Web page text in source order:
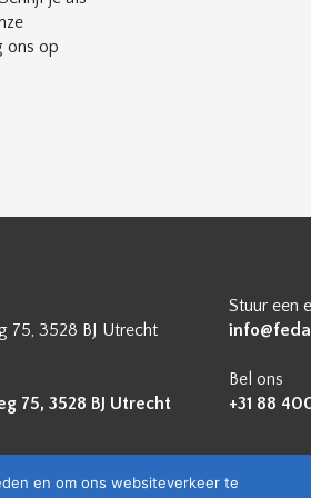
ons op
75, 3528 BJ Utrecht
75, 3528 BJ Utrecht
Stuur een
Bel ons
+31 88
en om ons websiteverkeer te